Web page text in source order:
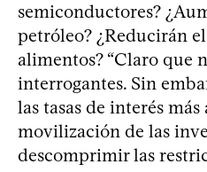
semiconductores?
petróleo? ¿Reducirán
alimentos? “Claro que
interrogantes. Sin
las tasas de interés
movilización de las
descomprimir las